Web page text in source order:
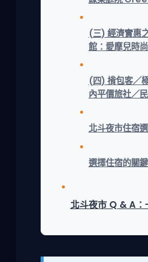
(三) 經濟實惠
館：愛摩兒時
(四) 揹包客／
內平價旅社／
北斗夜市住宿
選擇住宿的關鍵
北斗夜市 Q & A：